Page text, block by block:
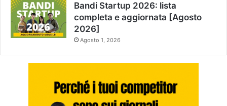
Bandi Startup 2026: lista
completa e aggiornata [Agosto
2026]
Agosto 1, 2026